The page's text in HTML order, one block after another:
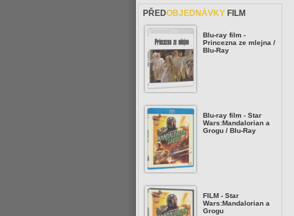
PŘEDOBJEDNÁVKY FILM
Blu-ray film -
Princezna ze mlejna /
Blu-Ray
Blu-ray film - Star
Wars:Mandalorian a
Grogu / Blu-Ray
FILM - Star
Wars:Mandalorian a
Grogu